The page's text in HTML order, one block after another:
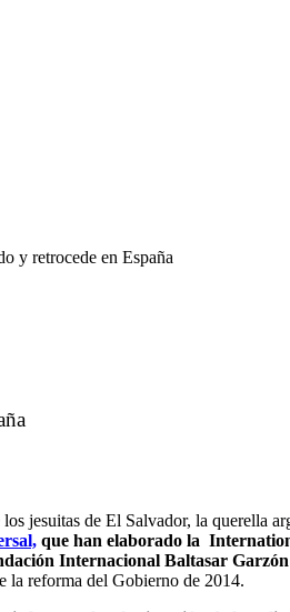
y retrocede en España
jesuitas de El Salvador, la querella
que han elaborado la
Internacional Baltasar
la reforma del Gobierno de 2014.